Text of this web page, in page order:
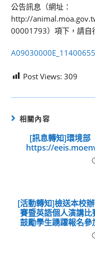
公告訊息（網址：
http://
00001793）項下，請自
Post Views: 309
相關內容
[訊息轉知]環境部
https://
[活動轉知]檢送本校
賽暨英語個人演講
鼓勵學生踴躍報名參